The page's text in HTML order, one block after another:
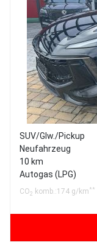
SUV/Glw./Pickup
Neufahrzeug
10 km
Autogas (LPG)
CO2 komb.:174 g/km **